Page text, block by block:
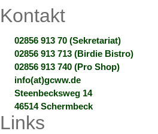
Kontakt
02856 913 70 (Sekretariat)
02856 913 713 (Birdie Bistro)
02856 913 740 (Pro Shop)
info(at)gcww.de
Steenbecksweg 14
46514 Schermbeck
Links